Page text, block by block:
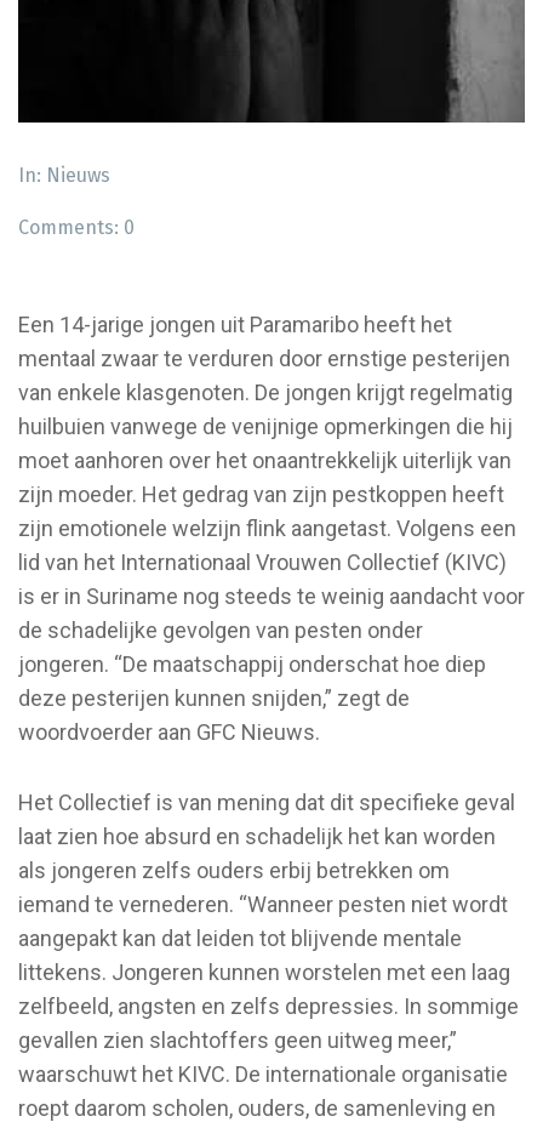
In: Nieuws
Comments: 0
Een 14-jarige jongen uit Paramaribo heeft het
mentaal zwaar te verduren door ernstige pesterijen
van enkele klasgenoten. De jongen krijgt regelmatig
huilbuien vanwege de venijnige opmerkingen die hij
moet aanhoren over het onaantrekkelijk uiterlijk van
zijn moeder. Het gedrag van zijn pestkoppen heeft
zijn emotionele welzijn flink aangetast. Volgens een
lid van het Internationaal Vrouwen Collectief (KIVC)
is er in Suriname nog steeds te weinig aandacht voor
de schadelijke gevolgen van pesten onder
jongeren. “De maatschappij onderschat hoe diep
deze pesterijen kunnen snijden,” zegt de
woordvoerder aan GFC Nieuws.
Het Collectief is van mening dat dit specifieke geval
laat zien hoe absurd en schadelijk het kan worden
als jongeren zelfs ouders erbij betrekken om
iemand te vernederen. “Wanneer pesten niet wordt
aangepakt kan dat leiden tot blijvende mentale
littekens. Jongeren kunnen worstelen met een laag
zelfbeeld, angsten en zelfs depressies. In sommige
gevallen zien slachtoffers geen uitweg meer,”
waarschuwt het KIVC. De internationale organisatie
roept daarom scholen, ouders, de samenleving en